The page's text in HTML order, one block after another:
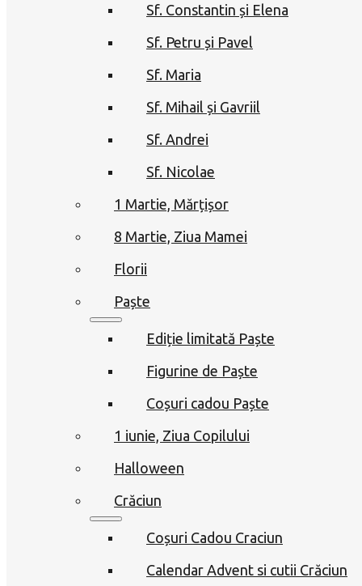
Sf. Constantin și Elena
Sf. Petru și Pavel
Sf. Maria
Sf. Mihail și Gavriil
Sf. Andrei
Sf. Nicolae
1 Martie, Mărțișor
8 Martie, Ziua Mamei
Florii
Paște
Ediție limitată Paște
Figurine de Paște
Coșuri cadou Paște
1 iunie, Ziua Copilului
Halloween
Crăciun
Coșuri Cadou Craciun
Calendar Advent si cutii Crăciun